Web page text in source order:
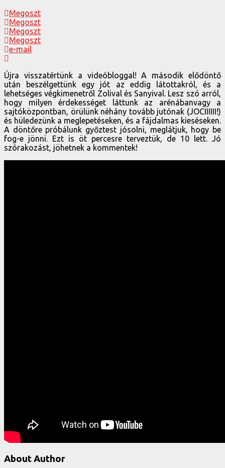
Megoszt
Megoszt
Megoszt
Megoszt
e-mail
Újra visszatértünk a videóbloggal! A második elődöntő
után beszélgettünk egy jót az eddig látottakról, és a
lehetséges végkimenetről Zolival és Sanyival. Lesz szó arról,
hogy milyen érdekességet láttunk az arénábanvagy a
sajtóközpontban, örülünk néhány tovább jutónak (JOCIIIIII!)
és hüledezünk a meglepetéseken, és a fájdalmas kieséseken.
A döntőre próbálunk győztest jósolni, meglátjuk, hogy be
fog-e jönni. Ezt is öt percesre terveztük, de 10 lett. Jó
szórakozást, jöhetnek a kommentek!
About Author